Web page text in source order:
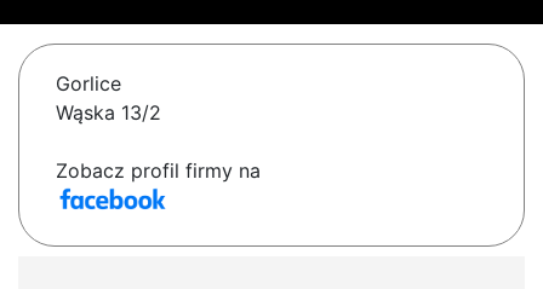
Gorlice
Wąska 13/2
Zobacz profil firmy na